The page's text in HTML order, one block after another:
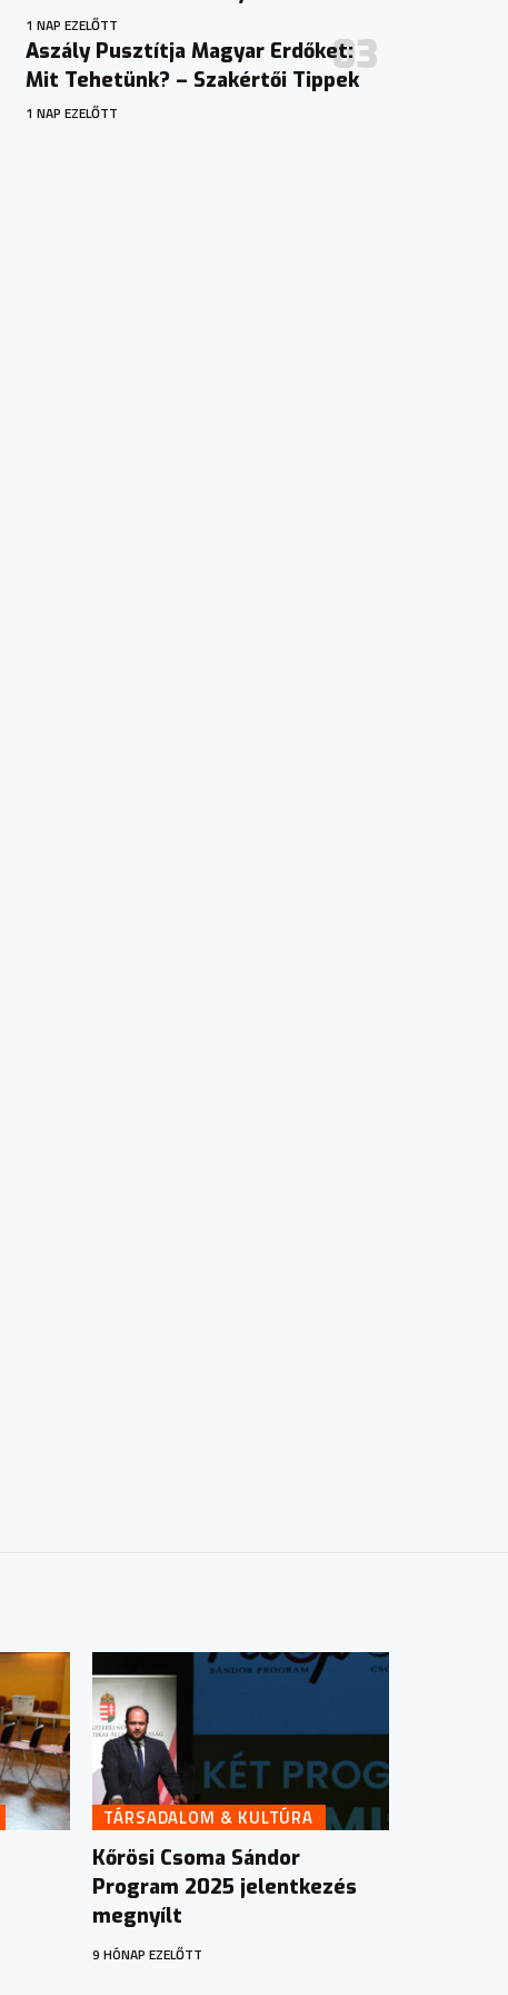
1 NAP EZELŐTT
Aszály Pusztítja Magyar Erdőket:
Mit Tehetünk? – Szakértői Tippek
1 NAP EZELŐTT
TÁRSADALOM & KULTÚRA
Kőrösi Csoma Sándor
Program 2025 jelentkezés
megnyílt
9 HÓNAP EZELŐTT